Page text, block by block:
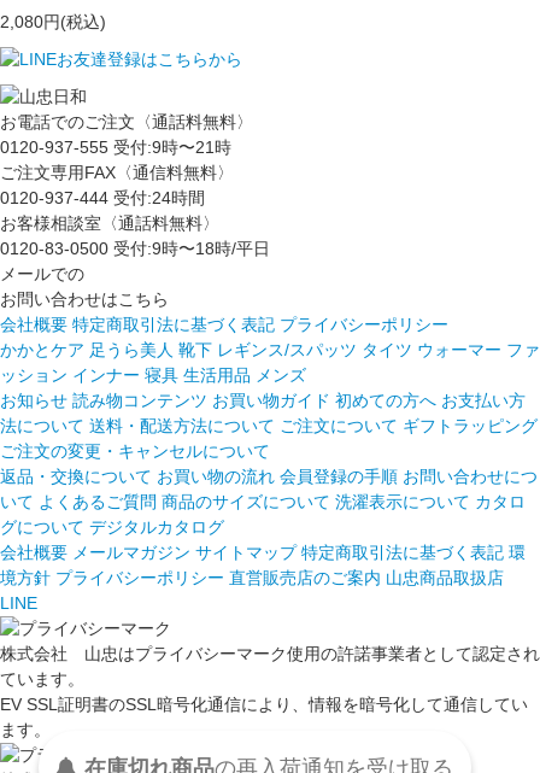
2,080円(税込)
お電話でのご注文〈通話料無料〉
0120-937-555 受付:9時〜21時
ご注文専用FAX〈通信料無料〉
0120-937-444 受付:24時間
お客様相談室〈通話料無料〉
0120-83-0500 受付:9時〜18時/平日
メールでの
お問い合わせはこちら
会社概要 特定商取引法に基づく表記 プライバシーポリシー
かかとケア 足うら美人 靴下 レギンス/スパッツ タイツ ウォーマー ファ
ッション インナー 寝具 生活用品 メンズ
お知らせ 読み物コンテンツ お買い物ガイド 初めての方へ お支払い方
法について 送料・配送方法について ご注文について ギフトラッピング
ご注文の変更・キャンセルについて
返品・交換について お買い物の流れ 会員登録の手順 お問い合わせにつ
いて よくあるご質問 商品のサイズについて 洗濯表示について カタロ
グについて デジタルカタログ
会社概要 メールマガジン サイトマップ 特定商取引法に基づく表記 環
境方針 プライバシーポリシー 直営販売店のご案内 山忠商品取扱店
LINE
株式会社 山忠はプライバシーマーク使用の許諾事業者として認定され
ています。
EV SSL証明書のSSL暗号化通信により、情報を暗号化して通信してい
ます。
在庫切れ商品の再入荷通知を受け取る